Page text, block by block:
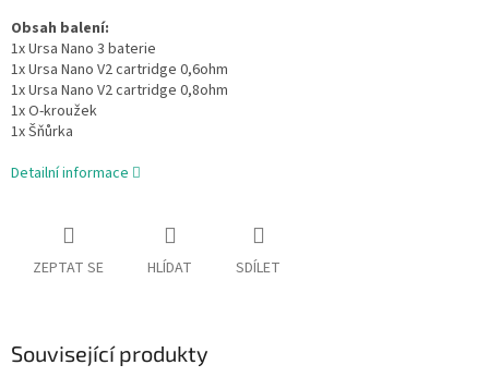
Obsah balení:
1x Ursa Nano 3 baterie
1x Ursa Nano V2 cartridge 0,6ohm
1x Ursa Nano V2 cartridge 0,8ohm
1x O-kroužek
1x Šňůrka
Detailní informace
ZEPTAT SE HLÍDAT SDÍLET
Související produkty